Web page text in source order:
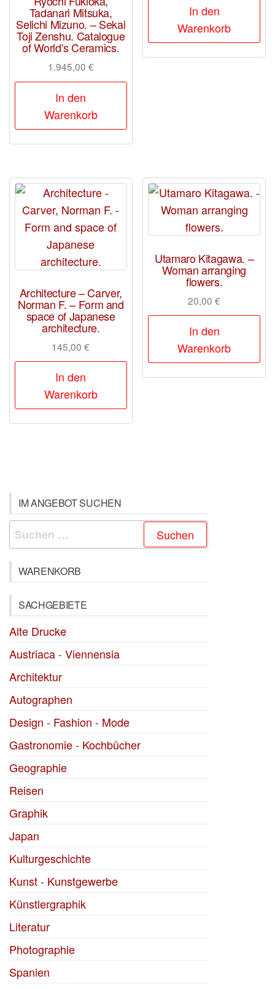
Tadanari Mitsuka,
Selichi Mizuno. – Sekai
Toji Zenshu. Catalogue
of World’s Ceramics.
1.945,00 €
In den
Warenkorb
In den
Warenkorb
Architecture – Carver,
Norman F. – Form and
space of Japanese
architecture.
145,00€
In den
Warenkorb
Utamaro Kitagawa. –
Woman arranging
flowers.
20,00€
In den
Warenkorb
IM ANGEBOT SUCHEN
Suchen
nach:
WARENKORB
SACHGEBIETE
Alte Drucke
Austriaca- Viennensia
Architektur
Autographen
Design - Fashion - Mode
Gastronomie- Kochbücher
Geographie
Reisen
Graphik
Japan
Kulturgeschichte
Kunst- Kunstgewerbe
Künstlergraphik
Literatur
Photographie
Spanien